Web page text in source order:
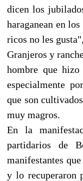
dicen los
haraganean en
ricos no les
Granjeros y
hombre que
especialmente
que son
muy magros.
En la
partidarios de
manifestantes
y lo recuperaron